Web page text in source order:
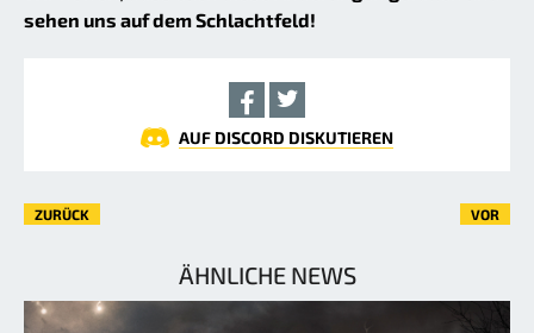
sehen uns auf dem Schlachtfeld!
AUF DISCORD DISKUTIEREN
ZURÜCK VOR
ÄHNLICHE NEWS